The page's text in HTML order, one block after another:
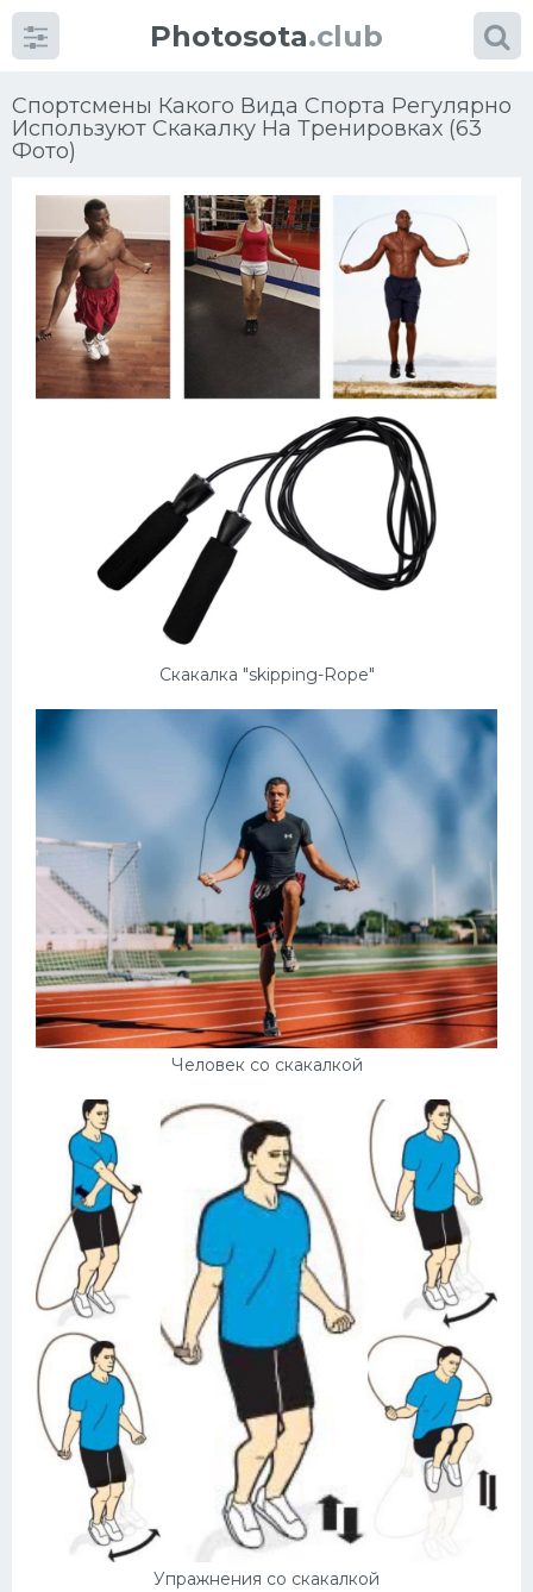
Photosota.club
Спортсмены Какого Вида Спорта Регулярно
Используют Скакалку На Тренировках (63
Фото)
Скакалка "skipping-Rope"
Человек со скакалкой
Упражнения со скакалкой
КатегорииФото
Еще картинки...
Футбол
Конькобежный спорт